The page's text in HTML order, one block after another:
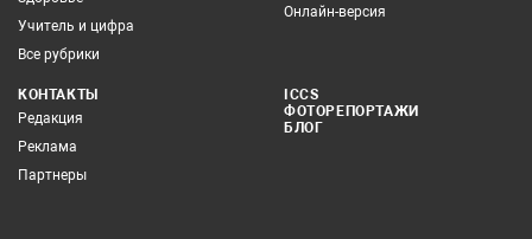
Учитель и цифра
Все рубрики
Онлайн-версия
КОНТАКТЫ
Редакция
Реклама
Партнеры
ICCS
ФОТОРЕПОРТАЖИ
БЛОГ